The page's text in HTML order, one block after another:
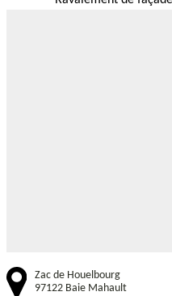
Zac de Houelbourg
97122 Baie Mahault